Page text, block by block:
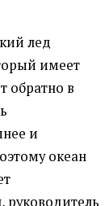
лед
имеет
обратно в
и
океан
руководитель